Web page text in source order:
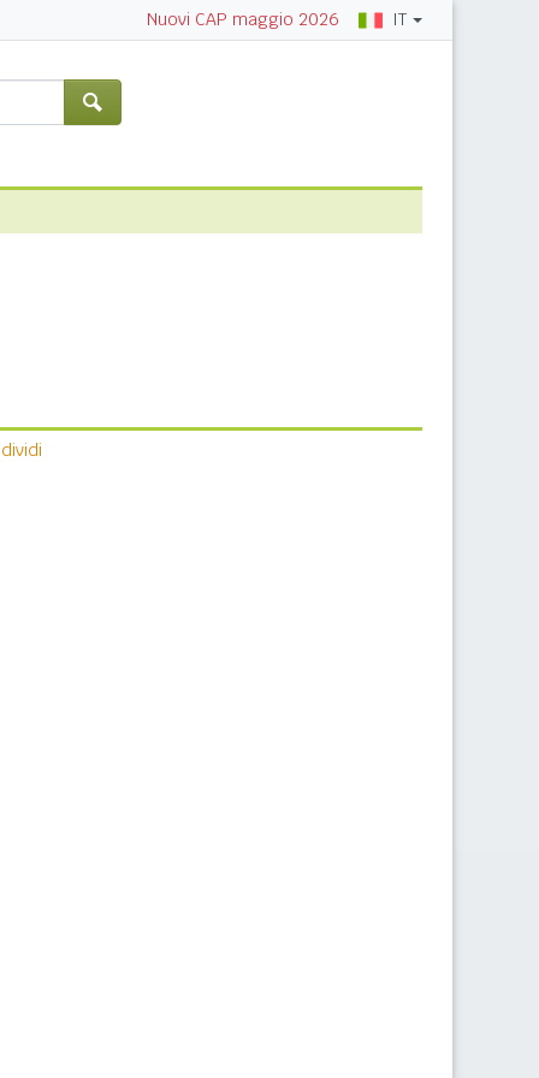
Nuovi CAP maggio 2026 IT